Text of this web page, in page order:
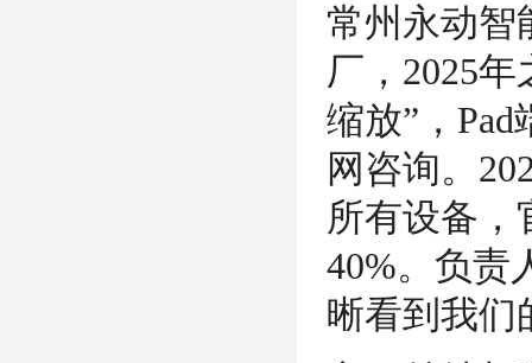
常州永动智
厂，2025
缩放”，
网咨询。
所有设备，
40%。负责
晰看到我们